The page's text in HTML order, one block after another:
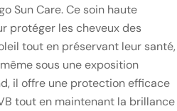
Sun Care. Ce soin haute
protéger les cheveux des
tout en préservant leur santé,
sous une exposition
il offre une protection efficace
tout en maintenant la brillance